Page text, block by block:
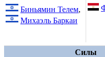
Биньямин Телем,
Михаэль Баркаи
Силы